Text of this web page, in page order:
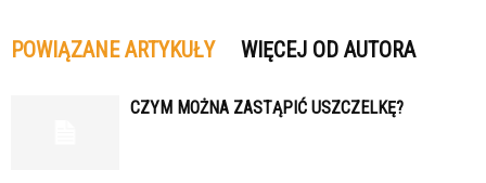
POWIĄZANE ARTYKUŁY WIĘCEJ OD AUTORA
CZYM MOŻNA ZASTĄPIĆ USZCZELKĘ?